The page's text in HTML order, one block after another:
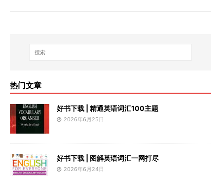
热门文章
好书下载 | 精通英语词汇100主题
2026年6月25日
好书下载 | 图解英语词汇一网打尽
2026年6月24日